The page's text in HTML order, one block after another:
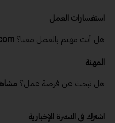
استفسارات العمل
هل أنت مهتم بالعمل معنا؟
المهنة
هل تبحث عن فرصة عمل؟
اشترك في النشرة الإخبارية